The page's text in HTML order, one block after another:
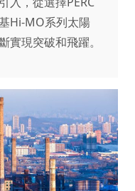
Hi-MO系列太陽
實現突破和飛躍。